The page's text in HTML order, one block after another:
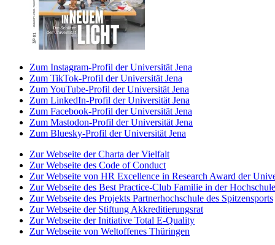
Zum Instagram-Profil der Universität Jena
Zum TikTok-Profil der Universität Jena
Zum YouTube-Profil der Universität Jena
Zum LinkedIn-Profil der Universität Jena
Zum Facebook-Profil der Universität Jena
Zum Mastodon-Profil der Universität Jena
Zum Bluesky-Profil der Universität Jena
Zur Webseite der Charta der Vielfalt
Zur Webseite des Code of Conduct
Zur Webseite von HR Excellence in Research Award der
Zur Webseite des Best Practice-Club Familie in der Hochschule
Zur Webseite des Projekts Partnerhochschule des Spitzensports
Zur Webseite der Stiftung Akkreditierungsrat
Zur Webseite der Initiative Total E-Quality
Zur Webseite von Weltoffenes Thüringen